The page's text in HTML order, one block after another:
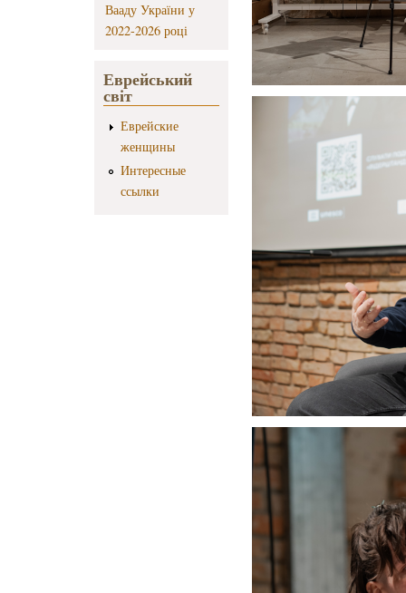
Вааду України у
2022-2026 році
Еврейський
світ
Еврейские
женщины
Интересные
ссылки